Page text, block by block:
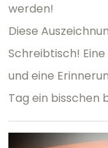
werden!
Diese
Schreibtisch!
und eine
Tag ein bisschen